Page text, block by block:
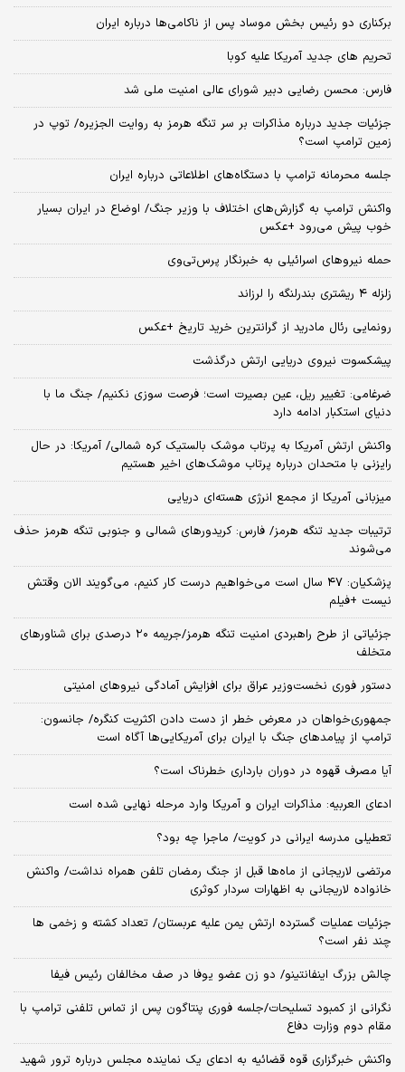
برکناری دو رئیس بخش موساد پس از ناکامی‌ها درباره ایران
تحریم های جدید آمریکا علیه کوبا
فارس: محسن رضایی دبیر شورای عالی امنیت ملی شد
جزئیات جدید درباره مذاکرات بر سر تنگه هرمز به روایت الجزیره/ توپ در
زمین ترامپ است؟
جلسه محرمانه ترامپ با دستگاه‌های اطلاعاتی درباره ایران
واکنش ترامپ به گزارش‌های اختلاف با وزیر جنگ/ اوضاع در ایران بسیار
خوب پیش می‌رود +عکس
حمله نیروهای اسرائیلی به خبرنگار پرس‌تی‌وی
زلزله ۴ ریشتری بندرلنگه را لرزاند
رونمایی رئال مادرید از گرانترین خرید تاریخ +عکس
پیشکسوت نیروی دریایی ارتش درگذشت
ضرغامی: تغییر ریل، عین بصیرت است؛ فرصت سوزی نکنیم/ جنگ ما با
دنیای استکبار ادامه دارد
واکنش ارتش آمریکا به پرتاب موشک بالستیک کره شمالی/ آمریکا: در حال
رایزنی با متحدان درباره پرتاب موشک‌های اخیر هستیم
میزبانی آمریکا از مجمع انرژی هسته‌ای دریایی
ترتیبات جدید تنگه هرمز/ فارس: کریدورهای شمالی و جنوبی تنگه هرمز حذف
می‌شوند
پزشکیان: ۴۷ سال است می‌خواهیم درست کار کنیم، می‌گویند الان وقتش
نیست +فیلم
جزئیاتی از طرح راهبردی امنیت تنگه هرمز/جریمه ۲۰ درصدی برای شناورهای
متخلف
دستور فوری نخست‌وزیر عراق برای افزایش آمادگی نیروهای امنیتی
جمهوری‌خواهان در معرض خطر از دست دادن اکثریت کنگره/ جانسون:
ترامپ از پیامدهای جنگ با ایران برای آمریکایی‌ها آگاه است
آیا مصرف قهوه در دوران بارداری خطرناک است؟
ادعای العربیه: مذاکرات ایران و آمریکا وارد مرحله نهایی شده است
تعطیلی مدرسه ایرانی در کویت/ ماجرا چه بود؟
مرتضی لاریجانی از ماه‌ها قبل از جنگ رمضان تلفن همراه نداشت/ واکنش
خانواده لاریجانی به اظهارات سردار کوثری
جزئیات عملیات گسترده ارتش یمن علیه عربستان/ تعداد کشته و زخمی ها
چند نفر است؟
چالش بزرگ اینفانتینو/ دو زن عضو یوفا در صف مخالفان رئیس فیفا
نگرانی از کمبود تسلیحات/جلسه فوری پنتاگون پس از تماس تلفنی ترامپ با
مقام دوم وزارت دفاع
واکنش خبرگزاری قوه قضائیه به ادعای یک نماینده مجلس درباره ترور شهید